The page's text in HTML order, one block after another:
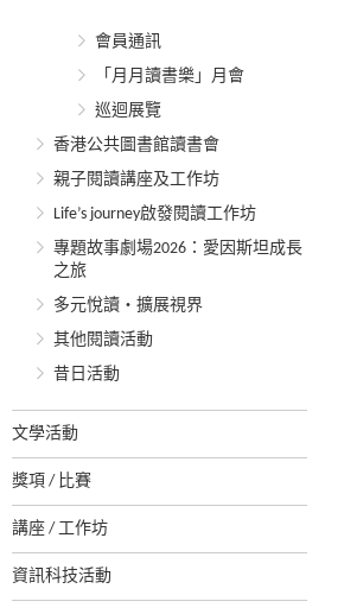
會員通訊
「月月讀書樂」月會
巡迴展覽
香港公共圖書館讀書會
親子閱讀講座及工作坊
Life’s journey啟發閱讀工作坊
專題故事劇場2026：愛因斯坦成長
之旅
多元悅讀‧擴展視界
其他閱讀活動
昔日活動
文學活動
獎項 / 比賽
講座 / 工作坊
資訊科技活動